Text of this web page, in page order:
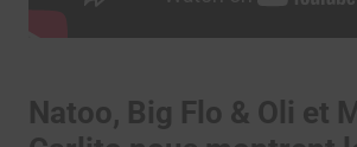
Natoo, Big Flo & Oli et